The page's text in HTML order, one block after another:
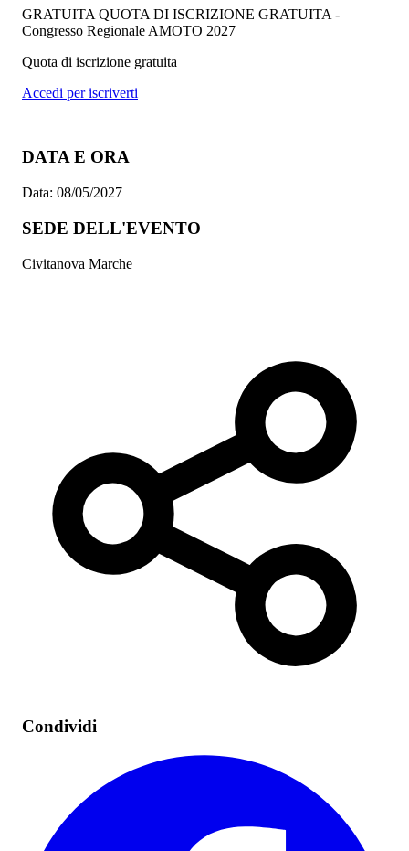
GRATUITA QUOTA DI ISCRIZIONE GRATUITA -
Congresso Regionale AMOTO 2027
Quota di iscrizione gratuita
Accedi per iscriverti
DATA E ORA
Data: 08/05/2027
SEDE DELL'EVENTO
Civitanova Marche
Condividi